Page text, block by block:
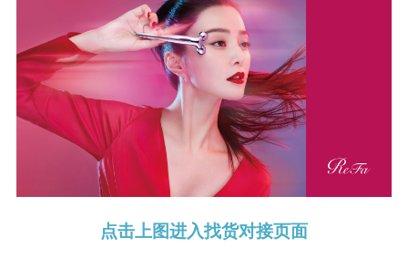
点击上图进入找货对接页面